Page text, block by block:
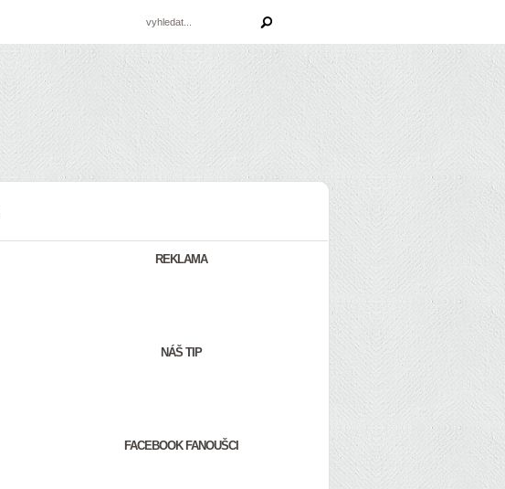
REKLAMA
NÁŠ TIP
FACEBOOK FANOUŠCI